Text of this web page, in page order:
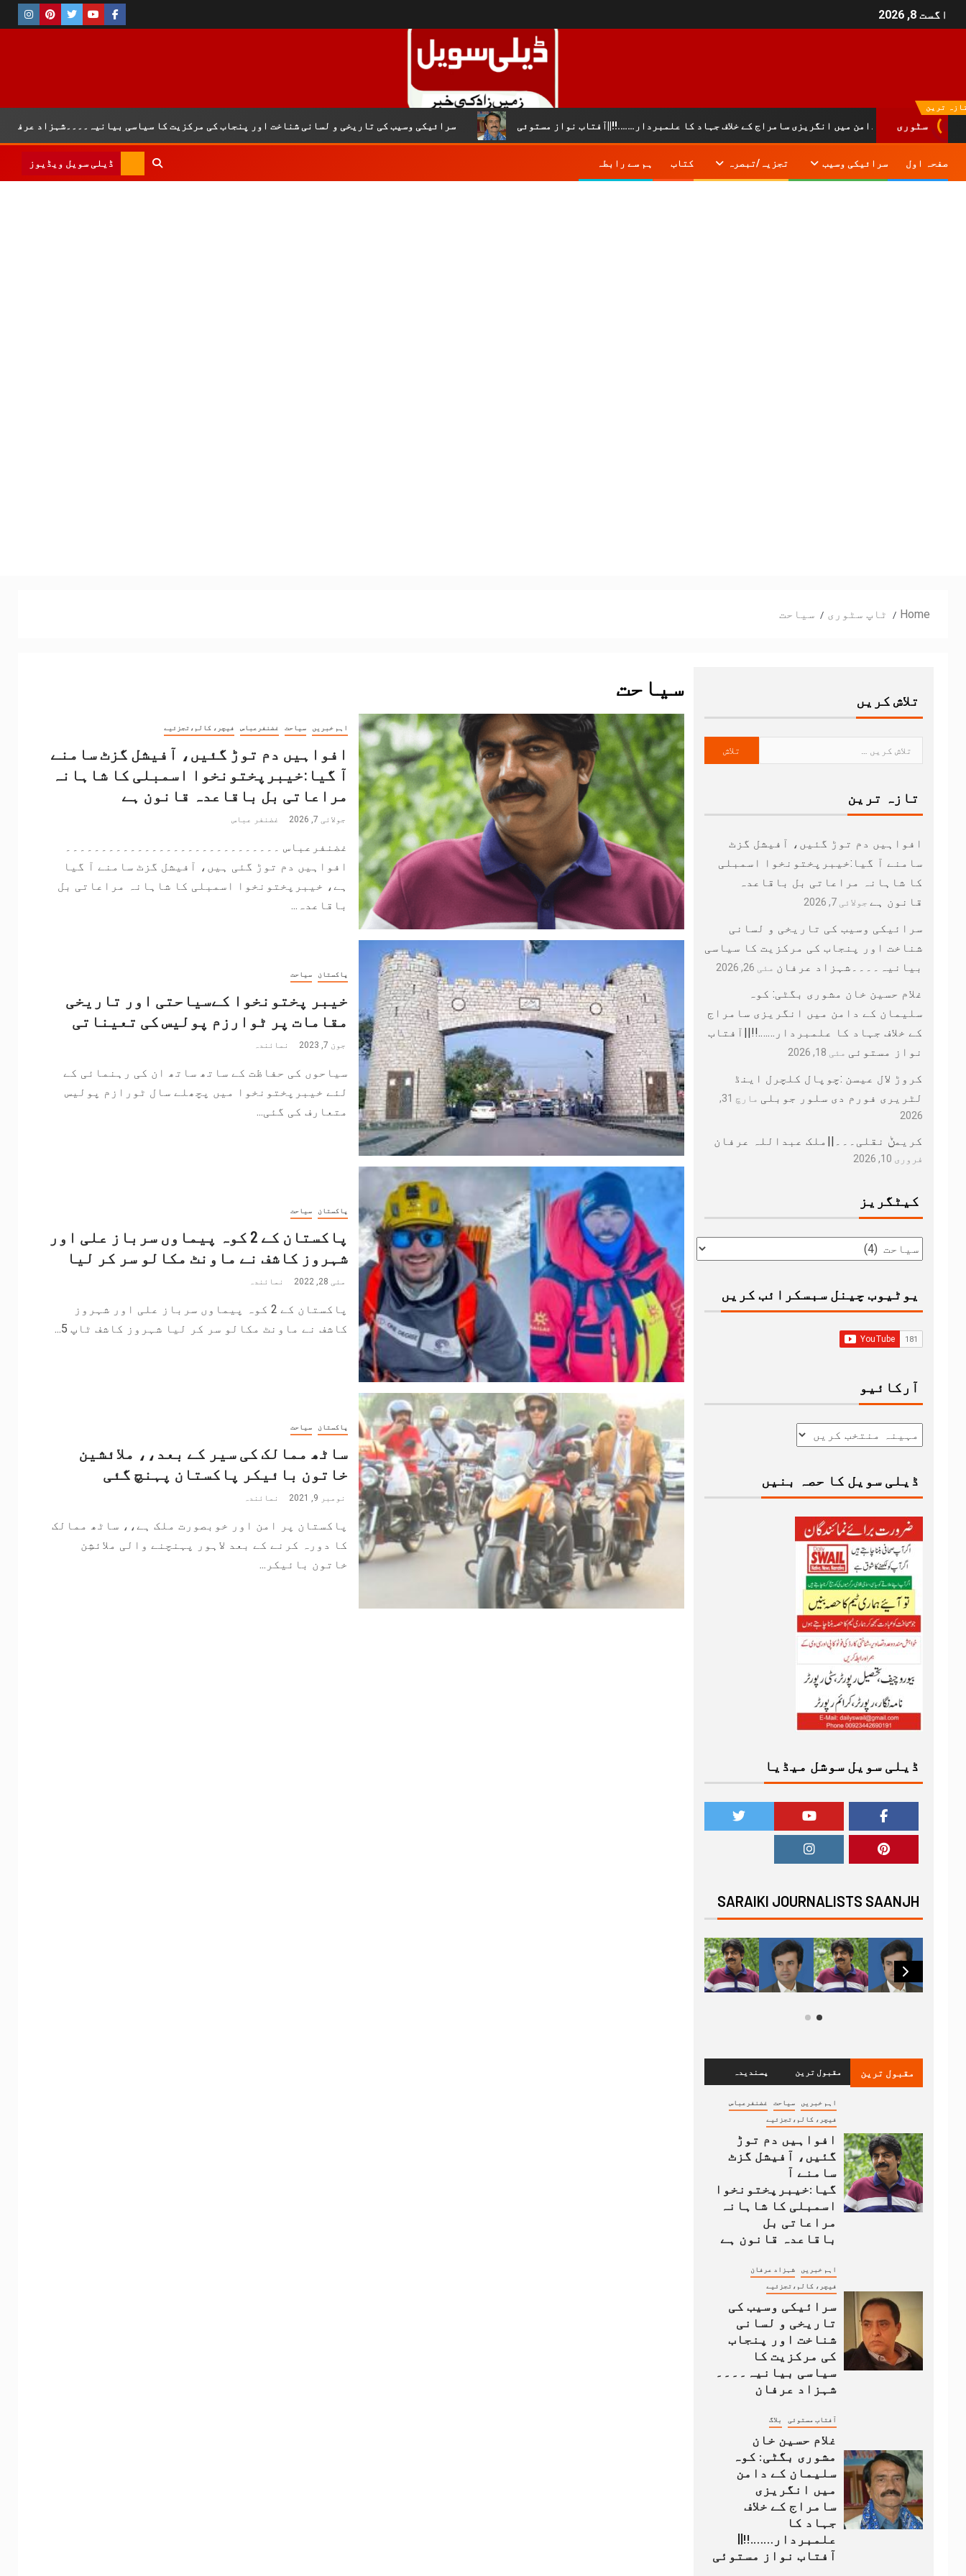
اگست 8, 2026
ترین
سٹوری سرائیکی وسیب کی تاریخی و لسانی شناخت اور پنجاب کی مرکزیت کا سیاسی بیانیہ۔۔۔۔شہزاد عرفان سلیمان کے دامن میں انگریزی سامراج کے خلاف جہاد کا علمبردار…….!!||آفتاب نواز مستوئی
صفحہ اول سرائیکی وسیب تجزیہ/تبصرہ کتاب ہم سے رابطہ ڈیلی سویل ویڈیوز
Home ٹاپ سٹوری سیاحت
سیاحت
اہم خبریں سیاحت غضنفرعباس فیچر، کالم،تجزئیے
افواہیں دم توڑ گئیں، آفیشل گزٹ سامنے
آ گیا:خیبرپختونخوا اسمبلی کا شاہانہ
مراعاتی بل باقاعدہ قانون ہے
جولائی 7, 2026 غضنفر عباس
غضنفرعباس ۔۔۔۔۔۔۔۔۔۔۔۔۔۔۔۔۔۔۔۔۔۔۔۔۔۔۔۔۔۔
افواہیں دم توڑ گئی ہیں، آفیشل گزٹ سامنے آ گیا
ہے، خیبرپختونخوا اسمبلی کا شاہانہ مراعاتی بل
باقاعدہ...
پاکستان سیاحت
خیبر پختونخوا کےسیاحتی اور تاریخی
مقامات پر ٹوارزم پولیس کی تعیناتی
جون 7, 2023 نمائندہ
سیاحوں کی حفاظت کے ساتھ ساتھ ان کی رہنمائی کے
لئے خیبرپختونخوا میں پچھلے سال ٹورازم پولیس
متعارف کی گئی...
پاکستان سیاحت
پاکستان کے 2 کوہ پیماوں سرباز علی اور
شہروز کاشف نے ماونٹ مکالو سر کر لیا
مئی 28, 2022 نمائندہ
پاکستان کے 2 کوہ پیماوں سرباز علی اور شہروز
کاشف نے ماونٹ مکالو سر کر لیا شہروز کاشف ٹاپ 5...
پاکستان سیاحت
ساٹھ ممالک کی سیر کے بعد،، ملائشین
خاتون بائیکر پاکستان پہنچ گئی
نومبر 9, 2021 نمائندہ
پاکستان پر امن اور خوبصورت ملک ہے،، ساٹھ ممالک
کا دورہ کرنے کے بعد لاہور پہنچنے والی ملائشِن
خاتون بائیکر...
تلاش کریں
تازہ ترین
افواہیں دم توڑ گئیں، آفیشل گزٹ
سامنے آ گیا:خیبرپختونخوا اسمبلی
کا شاہانہ مراعاتی بل باقاعدہ
قانون ہے جولائی 7, 2026
سرائیکی وسیب کی تاریخی و لسانی
شناخت اور پنجاب کی مرکزیت کا سیاسی
بیانیہ۔۔۔۔شہزاد عرفان مئی 26, 2026
غلام حسین خان مشوری بگٹی: کوہ
سلیمان کے دامن میں انگریزی سامراج
کے خلاف جہاد کا علمبردار…….!!||آفتاب
نواز مستوئی مئی 18, 2026
کروڑ لال عیسن :چوپال کلچرل اینڈ
لٹریری فورم دی سلور جوبلی
مارچ 31,
2026
کریمݨ نقلی۔۔۔||ملک عبداللہ عرفان
فروری 10, 2026
کیٹگریز
یوٹیوب چینل سبسکرائب کریں
آرکائیو
ڈیلی سویل کا حصہ بنیں
ڈیلی سویل سوشل میڈیا
SARAIKI JOURNALISTS SAANJH
مقبول ترین مقبول ترین پسندیدہ
اہم خبریں سیاحت غضنفرعباس
فیچر، کالم،تجزئیے
افواہیں دم توڑ
گئیں، آفیشل گزٹ
سامنے آ
گیا:خیبرپختونخوا
اسمبلی کا شاہانہ
مراعاتی بل
باقاعدہ قانون ہے
اہم خبریں شہزاد عرفان
فیچر، کالم،تجزئیے
سرائیکی وسیب کی
تاریخی و لسانی
شناخت اور پنجاب
کی مرکزیت کا
سیاسی بیانیہ۔۔۔۔
شہزاد عرفان
آفتاب مستوئی بلاگ
غلام حسین خان
مشوری بگٹی: کوہ
سلیمان کے دامن
میں انگریزی
سامراج کے خلاف
جہاد کا
علمبردار…….!!||
آفتاب نواز مستوئی